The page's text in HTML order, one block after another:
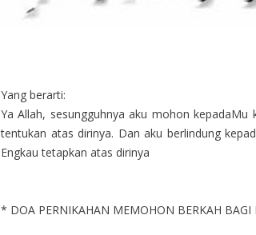
Yang berarti:
Ya Allah, sesungguhnya aku mohon kepadaMu
tentukan atas dirinya. Dan aku berlindung
Engkau tetapkan atas dirinya
* DOA PERNIKAHAN MEMOHON BERKAH BAGI